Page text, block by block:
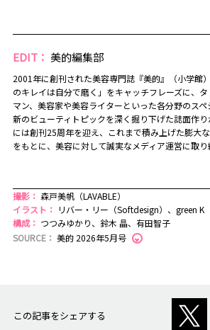
EDIT： 美的編集部
2001年に創刊された美容専門誌『美的』（小学館
のキレイは自分で磨く」をキャッチフレーズに、
マン、美容家や美容ライターといった各分野のス
新のビューティトピックを深く掘り下げた誌面作
には創刊25周年を迎え、これまで積み上げた膨大
をもとに、美容に対して誠実なメディア運営に取り
撮影： 森戸美帆（LAVABLE）
イラスト： リバー・リー（Softdesign）、green K
構成： つつみゆかり、鈴木 晶、有田智子
SOURCE： 美的 2026年5月号
この記事をシェアする